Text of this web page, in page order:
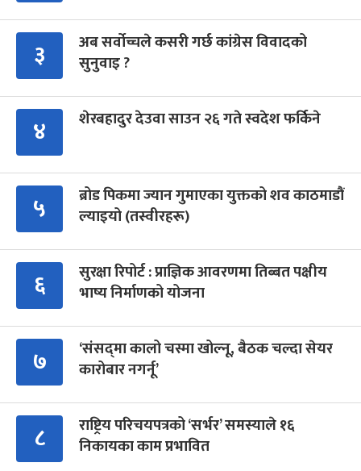
३
अब सर्वोच्चले कसरी गर्छ कांग्रेस विवादको
सुनुवाइ ?
४ शेरबहादुर देउवा साउन २६ गते स्वदेश फर्किने
५
ब्रोड पिकमा ज्यान गुमाएका युक्तको शव काठमाडौं
ल्याइयो (तस्वीरहरू)
६
सुरक्षा रिपोर्ट : प्राज्ञिक आवरणमा तिब्बत पक्षीय
भाष्य निर्माणको योजना
७
‘संसद्‍मा कालो चस्मा खोल्नू, बैठक चल्दा सेयर
कारोबार नगर्नू’
८
राष्ट्रिय परिचयपत्रको ‘सर्भर’ समस्याले १६
निकायका काम प्रभावित